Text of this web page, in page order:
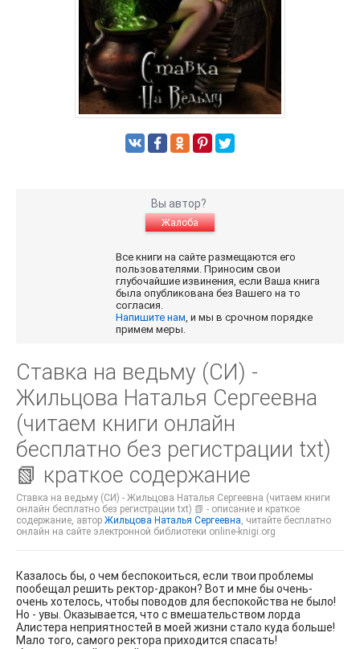
Вы автор?
Жалоба
Все книги на сайте размещаются его
пользователями. Приносим свои
глубочайшие извинения, если Ваша книга
была опубликована без Вашего на то
согласия.
Напишите нам, и мы в срочном порядке
примем меры.
Ставка на ведьму (СИ) -
Жильцова Наталья Сергеевна
(читаем книги онлайн
бесплатно без регистрации txt)
📗 краткое содержание
Ставка на ведьму (СИ) - Жильцова Наталья Сергеевна (читаем книги
онлайн бесплатно без регистрации txt) 📗 - описание и краткое
содержание, автор Жильцова Наталья Сергеевна, читайте бесплатно
онлайн на сайте электронной библиотеки online-knigi.org
Казалось бы, о чем беспокоиться, если твои проблемы
пообещал решить ректор-дракон? Вот и мне бы очень-
очень хотелось, чтобы поводов для беспокойства не было!
Но - увы. Оказывается, что с вмешательством лорда
Алистера неприятностей в моей жизни стало куда больше!
Мало того, самого ректора приходится спасать!